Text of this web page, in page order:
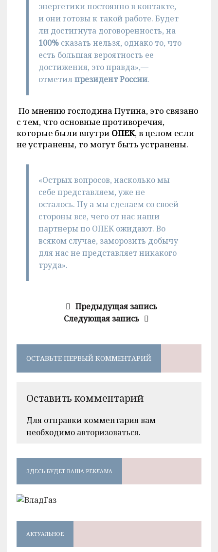
энергетики постоянно в контакте,
и они готовы к такой работе. Будет
ли достигнута договоренность, на
100%сказать нельзя, однако то, что
есть большая вероятность ее
достижения, это правда»,—
отметилпрезидент России.
По мнению господина Путина, это связано
с тем, что основные противоречия,
которые были внутри ОПЕК, в целом если
не устранены, то могут быть устранены.
«Острых вопросов, насколько мы
себе представляем, уже не
осталось. Ну а мы сделаем со своей
стороны все, чего от нас наши
партнеры по ОПЕК ожидают. Во
всяком случае, заморозить добычу
для нас не представляет никакого
труда».
Предыдущая запись
Следующая запись
ОСТАВЬТЕ ПЕРВЫЙ КОММЕНТАРИЙ
Оставить комментарий
Для отправки комментария вам
необходимо авторизоваться.
ЗДЕСЬ БУДЕТ ВАША РЕКЛАМА
АКТУАЛЬНОЕ